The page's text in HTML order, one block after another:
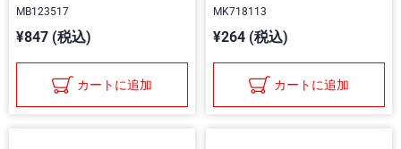
MB123517
¥847 (税込)
カートに追加
MK718113
¥264 (税込)
カートに追加